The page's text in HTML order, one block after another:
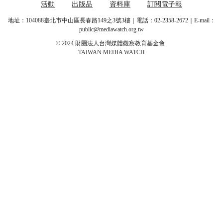
活動 出版品 資料庫 訂閱電子報
地址：104088臺北市中山區長春路149之3號3樓｜電話：02-2358-2672｜E-mail：
public@mediawatch.org.tw
© 2024 財團法人台灣媒體觀察教育基金會
TAIWAN MEDIA WATCH